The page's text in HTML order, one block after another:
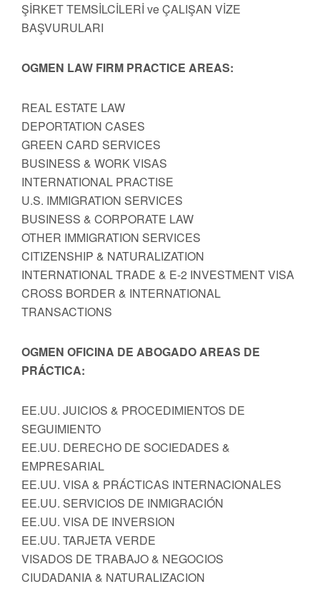
ŞİRKET TEMSİLCİLERİ ve ÇALIŞAN VİZE
BAŞVURULARI
OGMEN LAW FIRM PRACTICE AREAS:
REAL ESTATE LAW
DEPORTATION CASES
GREEN CARD SERVICES
BUSINESS & WORK VISAS
INTERNATIONAL PRACTISE
U.S. IMMIGRATION SERVICES
BUSINESS & CORPORATE LAW
OTHER IMMIGRATION SERVICES
CITIZENSHIP & NATURALIZATION
INTERNATIONAL TRADE & E-2 INVESTMENT VISA
CROSS BORDER & INTERNATIONAL
TRANSACTIONS
OGMEN OFICINA DE ABOGADO AREAS DE
PRÁCTICA:
EE.UU. JUICIOS & PROCEDIMIENTOS DE
SEGUIMIENTO
EE.UU. DERECHO DE SOCIEDADES &
EMPRESARIAL
EE.UU. VISA & PRÁCTICAS INTERNACIONALES
EE.UU. SERVICIOS DE INMIGRACIÓN
EE.UU. VISA DE INVERSION
EE.UU. TARJETA VERDE
VISADOS DE TRABAJO & NEGOCIOS
CIUDADANIA & NATURALIZACION